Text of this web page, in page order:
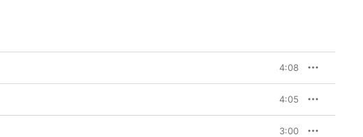
4:08
4:05
3:00